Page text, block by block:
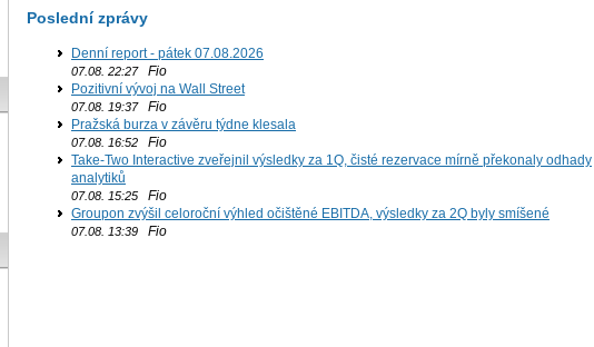
Poslední zprávy
Denní report - pátek 07.08.2026
07.08. 22:27Fio
Pozitivní vývoj na Wall Street
07.08. 19:37Fio
Pražská burza v závěru týdne klesala
07.08. 16:52 Fio
Take-Two Interactive zveřejnil výsledky za 1Q, čisté rezervace mírně překonaly odhady
analytiků
07.08. 15:25 Fio
Groupon zvýšil celoroční výhled očištěné EBITDA, výsledky za 2Q byly smíšené
07.08. 13:39 Fio